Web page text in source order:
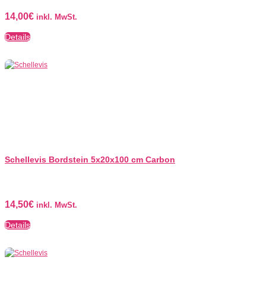
14,00€ inkl. MwSt.
Details
Schellevis Bordstein 5x20x100 cm Carbon
14,50€ inkl. MwSt.
Details